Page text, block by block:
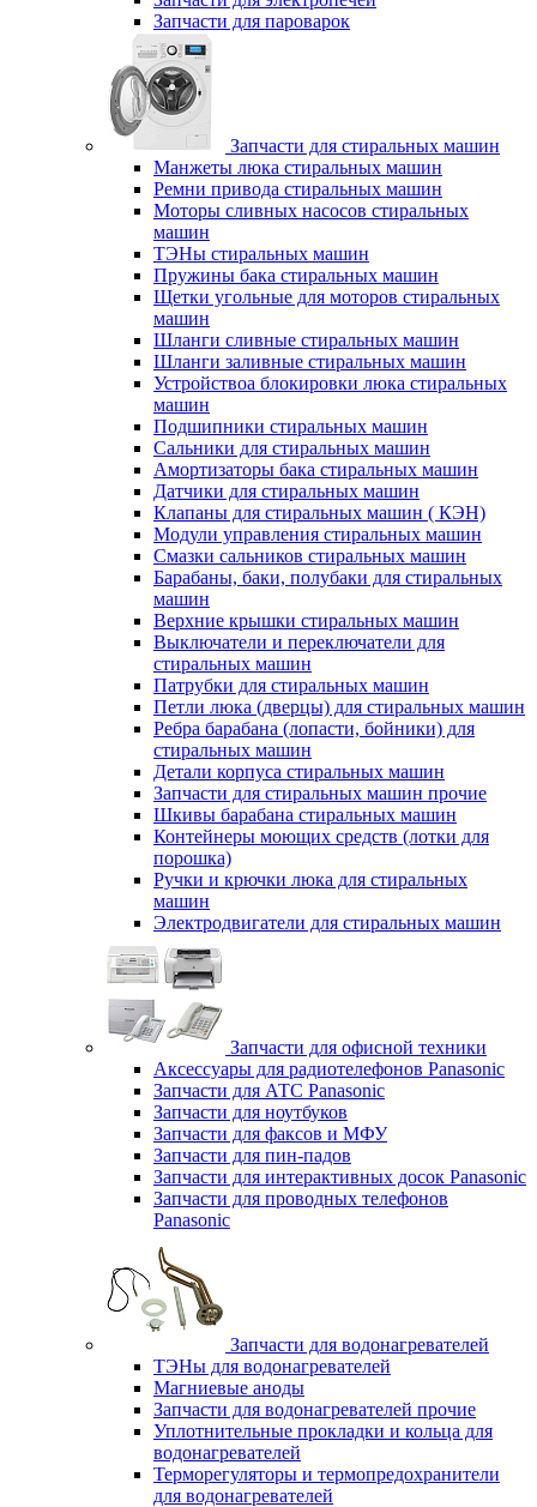
Запчасти для пароварок
Запчасти для стиральных машин
Манжеты люка стиральных машин
Ремни привода стиральных машин
Моторы сливных насосов стиральных
машин
ТЭНы стиральных машин
Пружины бака стиральных машин
Щетки угольные для моторов стиральных
машин
Шланги сливные стиральных машин
Шланги заливные стиральных машин
Устройствоа блокировки люка стиральных
машин
Подшипники стиральных машин
Сальники для стиральных машин
Амортизаторы бака стиральных машин
Датчики для стиральных машин
Клапаны для стиральных машин ( КЭН)
Модули управления стиральных машин
Смазки сальников стиральных машин
Барабаны, баки, полубаки для стиральных
машин
Верхние крышки стиральных машин
Выключатели и переключатели для
стиральных машин
Патрубки для стиральных машин
Петли люка (дверцы) для стиральных машин
Ребра барабана (лопасти, бойники) для
стиральных машин
Детали корпуса стиральных машин
Запчасти для стиральных машин прочие
Шкивы барабана стиральных машин
Контейнеры моющих средств (лотки для
порошка)
Ручки и крючки люка для стиральных
машин
Электродвигатели для стиральных машин
Запчасти для офисной техники
Аксессуары для радиотелефонов Panasonic
Запчасти для АТС Panasonic
Запчасти для ноутбуков
Запчасти для факсов и МФУ
Запчасти для пин-падов
Запчасти для интерактивных досок Panasonic
Запчасти для проводных телефонов
Panasonic
Запчасти для водонагревателей
ТЭНы для водонагревателей
Магниевые аноды
Запчасти для водонагревателей прочие
Уплотнительные прокладки и кольца для
водонагревателей
Терморегуляторы и термопредохранители
для водонагревателей